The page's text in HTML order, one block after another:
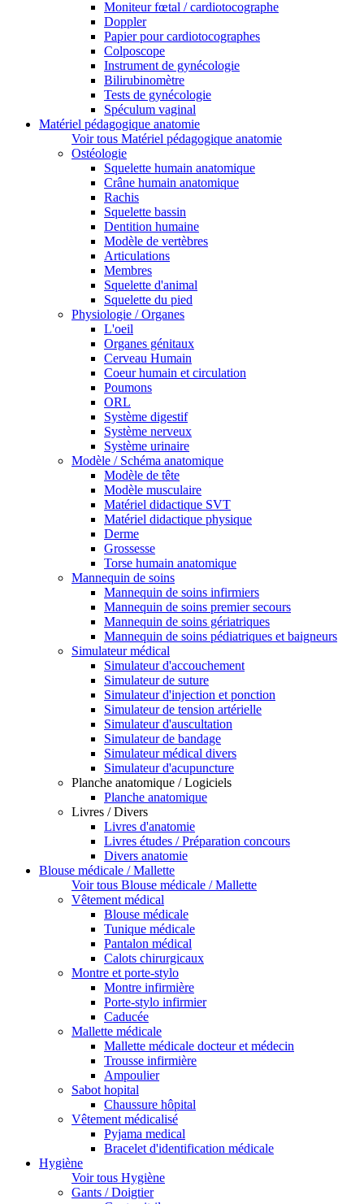
Moniteur fœtal / cardiotocographe
Doppler
Papier pour cardiotocographes
Colposcope
Instrument de gynécologie
Bilirubinomètre
Tests de gynécologie
Spéculum vaginal
Matériel pédagogique anatomie
Voir tous Matériel pédagogique anatomie
Ostéologie
Squelette humain anatomique
Crâne humain anatomique
Rachis
Squelette bassin
Dentition humaine
Modèle de vertèbres
Articulations
Membres
Squelette d'animal
Squelette du pied
Physiologie / Organes
L'oeil
Organes génitaux
Cerveau Humain
Coeur humain et circulation
Poumons
ORL
Système digestif
Système nerveux
Système urinaire
Modèle / Schéma anatomique
Modèle de tête
Modèle musculaire
Matériel didactique SVT
Matériel didactique physique
Derme
Grossesse
Torse humain anatomique
Mannequin de soins
Mannequin de soins infirmiers
Mannequin de soins premier secours
Mannequin de soins gériatriques
Mannequin de soins pédiatriques et baigneurs
Simulateur médical
Simulateur d'accouchement
Simulateur de suture
Simulateur d'injection et ponction
Simulateur de tension artérielle
Simulateur d'auscultation
Simulateur de bandage
Simulateur médical divers
Simulateur d'acupuncture
Planche anatomique / Logiciels
Planche anatomique
Livres / Divers
Livres d'anatomie
Livres études / Préparation concours
Divers anatomie
Blouse médicale / Mallette
Voir tous Blouse médicale / Mallette
Vêtement médical
Blouse médicale
Tunique médicale
Pantalon médical
Calots chirurgicaux
Montre et porte-stylo
Montre infirmière
Porte-stylo infirmier
Caducée
Mallette médicale
Mallette médicale docteur et médecin
Trousse infirmière
Ampoulier
Sabot hopital
Chaussure hôpital
Vêtement médicalisé
Pyjama medical
Bracelet d'identification médicale
Hygiène
Voir tous Hygiène
Gants / Doigtier